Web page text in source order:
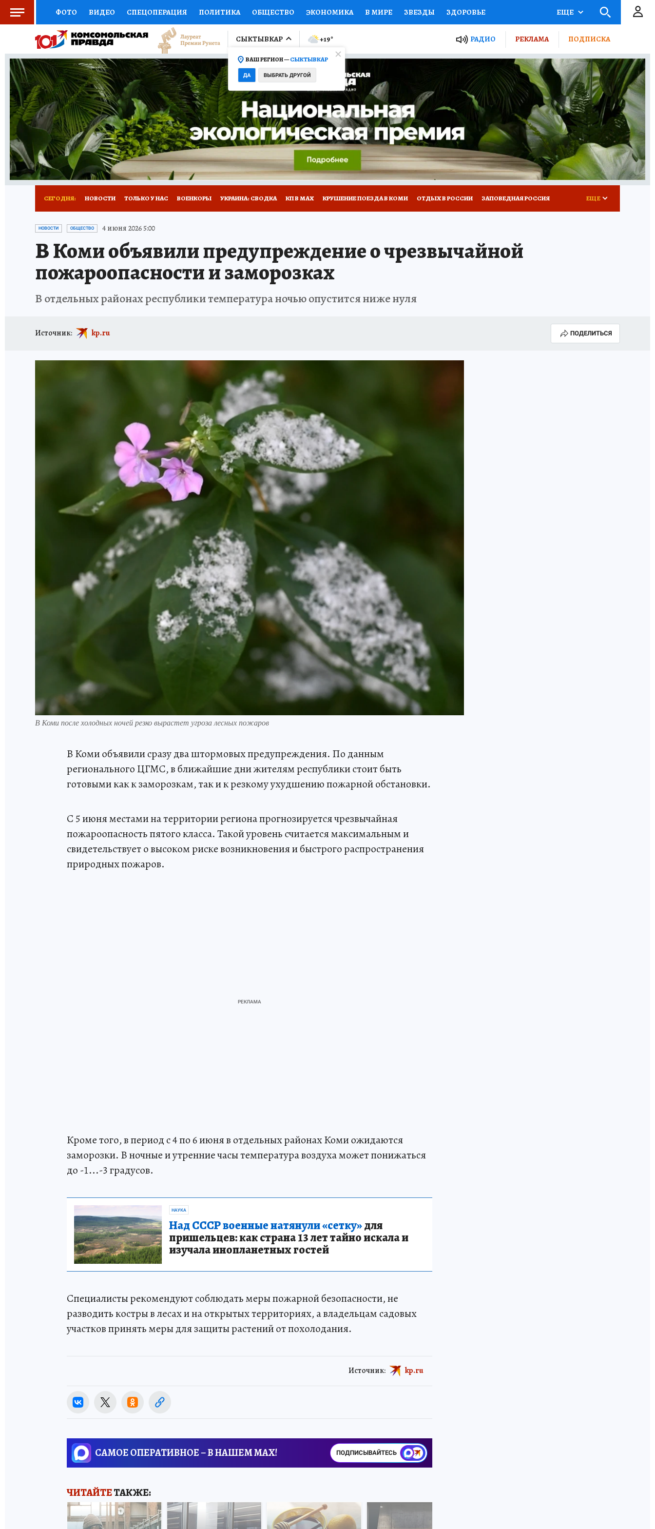
ФОТО ВИДЕО СПЕЦОПЕРАЦИЯ ПОЛИТИКА ОБЩЕСТВО ЭКОНОМИКА В МИРЕ ЗВЕЗДЫ ЗДОРОВЬЕ
СОЦПОДДЕРЖКА НАУКА СПОРТ КОЛУМНИСТЫ ПРОИСШЕСТВИЯ НАЦИОНАЛЬНЫЕ ПРОЕКТЫ РОССИИ
ВЫБОР ЭКСПЕРТОВ ДОКТОР ФИНАНСЫ ОТКРЫВАЕМ МИР Я ЗНАЮ СЕМЬЯ ЖЕНСКИЕ СЕКРЕТЫ ПУТЕВОДИТЕЛЬ
КНИЖНАЯ ПОЛКА ПРОГНОЗЫ НА СПОРТ ПРОМОКОДЫ СЕРИАЛЫ СПЕЦПРОЕКТЫ ДЕФИЦИТ ЖЕЛЕЗА ТУРИЗМ
ПРЕСС-ЦЕНТР НЕДВИЖИМОСТЬ ТЕЛЕВИЗОР КОЛЛЕКЦИИ КОНКУРСЫ РАБОТА У НАС ГИД ПОТРЕБИТЕЛЯ ВСЕ О КП
РАДИО КП РЕКЛАМА ТЕСТЫ НОВОЕ НА САЙТЕ
ЕЩЕ
СЫКТЫВКАР
ВАШ РЕГИОН —СЫКТЫВКАР
ДА ВЫБРАТЬ ДРУГОЙ
+19° РАДИО РЕКЛАМА ПОДПИСКА
СЕГОДНЯ: НОВОСТИ ТОЛЬКО У НАС ВОЕНКОРЫ УКРАИНА: СВОДКА КП В МАХ КРУШЕНИЕ ПОЕЗДА В КОМИ ОТДЫХ В РОССИИ ЗАПОВЕДНАЯ РОССИЯ
ПРОИСШЕСТВИЯ АФИША
ЕЩЕ
НОВОСТИ ОБЩЕСТВО 4 июня 2026 5:00
В Коми объявили предупреждение о чрезвычайной
пожароопасности и заморозках
В отдельных районах республики температура ночью опустится ниже нуля
Источник: kp.ru ПОДЕЛИТЬСЯ
В Коми после холодных ночей резко вырастет угроза лесных пожаров
В Коми объявили сразу два штормовых предупреждения. По данным
регионального ЦГМС, в ближайшие дни жителям республики стоит быть
готовыми как к заморозкам, так и к резкому ухудшению пожарной обстановки.
С 5 июня местами на территории региона прогнозируется чрезвычайная
пожароопасность пятого класса. Такой уровень считается максимальным и
свидетельствует о высоком риске возникновения и быстрого распространения
природных пожаров.
Кроме того, в период с 4 по 6 июня в отдельных районах Коми ожидаются
заморозки. В ночные и утренние часы температура воздуха может понижаться
до -1...-3 градусов.
НАУКА
Над СССР военные натянули «сетку»для
пришельцев: как страна 13 лет тайно искала и
изучала инопланетных гостей
Специалисты рекомендуют соблюдать меры пожарной безопасности, не
разводить костры в лесах и на открытых территориях, а владельцам садовых
участков принять меры для защиты растений от похолодания.
Источник: kp.ru
САМОЕ ОПЕРАТИВНОЕ – В НАШЕМ MAX! ПОДПИСЫВАЙТЕСЬ
ЧИТАЙТЕТАКЖЕ: